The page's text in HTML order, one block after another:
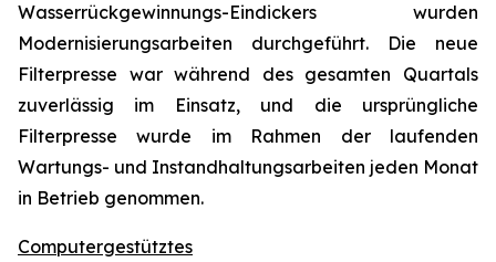
Wasserrückgewinnungs-Eindickers wurden
Modernisierungsarbeiten durchgeführt. Die neue
Filterpresse war während des gesamten Quartals
zuverlässig im Einsatz, und die ursprüngliche
Filterpresse wurde im Rahmen der laufenden
Wartungs- und Instandhaltungsarbeiten jeden Monat
in Betrieb genommen.
Computergestütztes